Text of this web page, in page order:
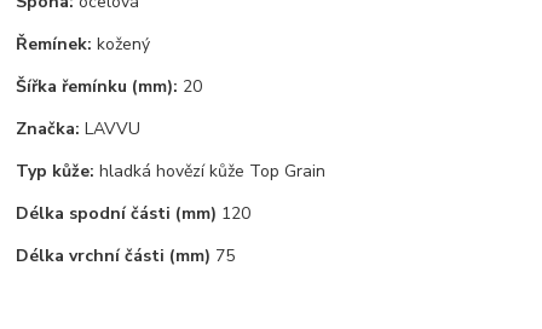
Řemínek: kožený
Šířka řemínku (mm): 20
Značka: LAVVU
Typ kůže: hladká hovězí kůže Top Grain
Délka spodní části (mm) 120
Délka vrchní části (mm) 75